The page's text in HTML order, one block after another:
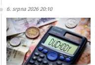
6. srpna 2026 20:10